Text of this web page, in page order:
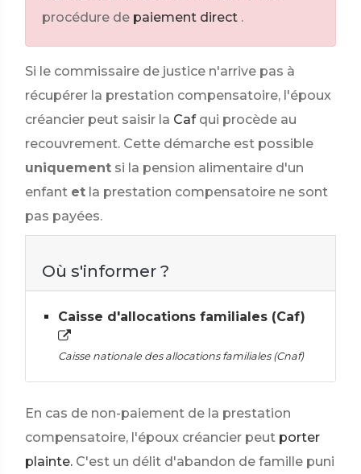
procédure de paiement direct .
Si le commissaire de justice n'arrive pas à
récupérer la prestation compensatoire, l'époux
créancier peut saisir la Caf qui procède au
recouvrement. Cette démarche est possible
uniquement si la pension alimentaire d'un
enfant et la prestation compensatoire ne sont
pas payées.
Où s'informer ?
Caisse d'allocations familiales (Caf)
Caisse nationale des allocations familiales (Cnaf)
En cas de non-paiement de la prestation
compensatoire, l'époux créancier peut porter
plainte. C'est un délit d'abandon de famille puni